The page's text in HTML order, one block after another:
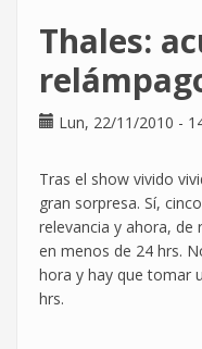
de
SAU
la
del
Convenio
Thales:
Lun, 22/11/2010 -
Tras el show vivido
gran sorpresa. Sí,
relevancia y ahora,
en menos de 24 hrs.
hora y hay que tomar
hrs.